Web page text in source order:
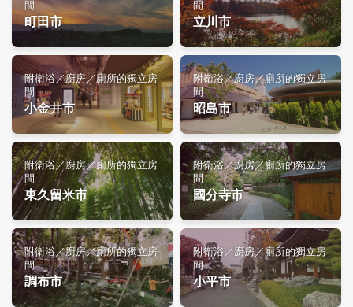
間
町田市
間
立川市
附衛浴／廚房／廁所的獨立房
間
小金井市
附衛浴／廚房／廁所的獨立房
間
昭島市
附衛浴／廚房／廁所的獨立房
間
東久留米市
附衛浴／廚房／廁所的獨立房
間
國分寺市
附衛浴／廚房／廁所的獨立房
間
調布市
附衛浴／廚房／廁所的獨立房
間
小平市